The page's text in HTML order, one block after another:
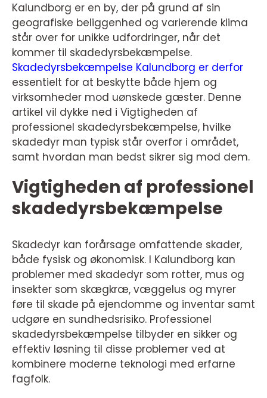
Kalundborg er en by, der på grund af sin
geografiske beliggenhed og varierende klima
står over for unikke udfordringer, når det
kommer til skadedyrsbekæmpelse.
Skadedyrsbekæmpelse Kalundborg er derfor
essentielt for at beskytte både hjem og
virksomheder mod uønskede gæster. Denne
artikel vil dykke ned i Vigtigheden af
professionel skadedyrsbekæmpelse, hvilke
skadedyr man typisk står overfor i området,
samt hvordan man bedst sikrer sig mod dem.
Vigtigheden af professionel
skadedyrsbekæmpelse
Skadedyr kan forårsage omfattende skader,
både fysisk og økonomisk. I Kalundborg kan
problemer med skadedyr som rotter, mus og
insekter som skægkræ, væggelus og myrer
føre til skade på ejendomme og inventar samt
udgøre en sundhedsrisiko. Professionel
skadedyrsbekæmpelse tilbyder en sikker og
effektiv løsning til disse problemer ved at
kombinere moderne teknologi med erfarne
fagfolk.